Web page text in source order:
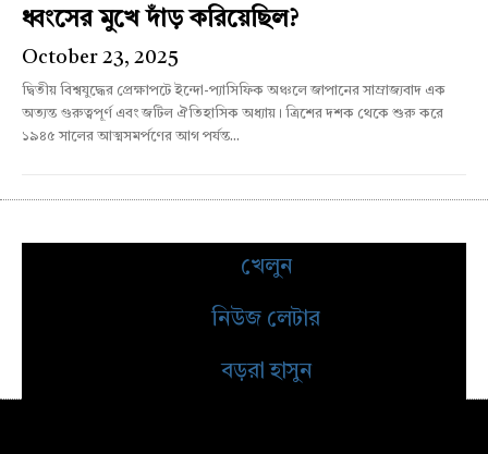
ধ্বংসের মুখে দাঁড় করিয়েছিল?
October 23, 2025
দ্বিতীয় বিশ্বযুদ্ধের প্রেক্ষাপটে ইন্দো-প্যাসিফিক অঞ্চলে জাপানের সাম্রাজ্যবাদ এক
অত্যন্ত গুরুত্বপূর্ণ এবং জটিল ঐতিহাসিক অধ্যায়। ত্রিশের দশক থেকে শুরু করে
১৯৪৫ সালের আত্মসমর্পণের আগ পর্যন্ত...
খেলুন
নিউজ লেটার
বড়রা হাসুন